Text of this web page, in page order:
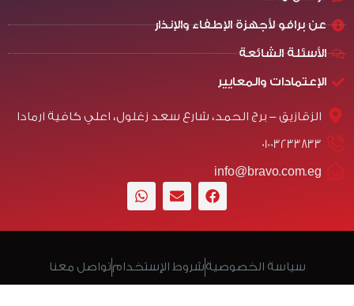
عن برافو لأجهزة الإطفاء والإنذار
الأسئلة الشائعة
الإعتمادات والمعايير
الزقازيق - برج الحمد، شارع سعد زغلول، اعلي كافية ارمادا
01003233833
info@bravo.com.eg
سياسة الخصوصيةشروط الإستخدامتواصل معنا